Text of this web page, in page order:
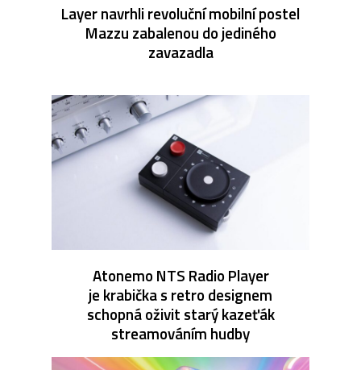
Layer navrhli revoluční mobilní postel
Mazzu zabalenou do jediného
zavazadla
Atonemo NTS Radio Player
je krabička s retro designem
schopná oživit starý kazeťák
streamováním hudby